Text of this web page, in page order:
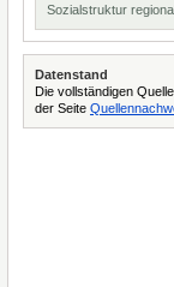
Sozialstruktur
Datenstand
Die vollständigen
der Seite